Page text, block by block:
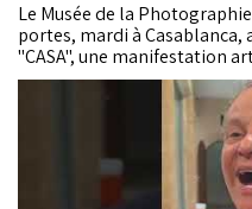
Le Musée de la
portes, mardi à Casablanca,
"CASA", une manifestation
plurielle de la métropole à
photographes et d’artistes